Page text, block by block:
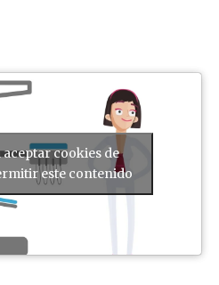
cookies de
este contenido